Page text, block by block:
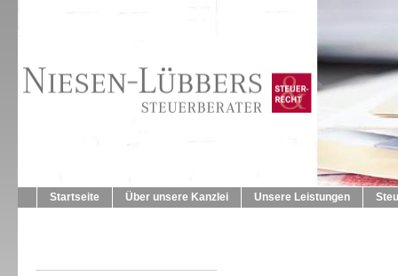
Startseite Über unsere Kanzlei Unsere Leistungen